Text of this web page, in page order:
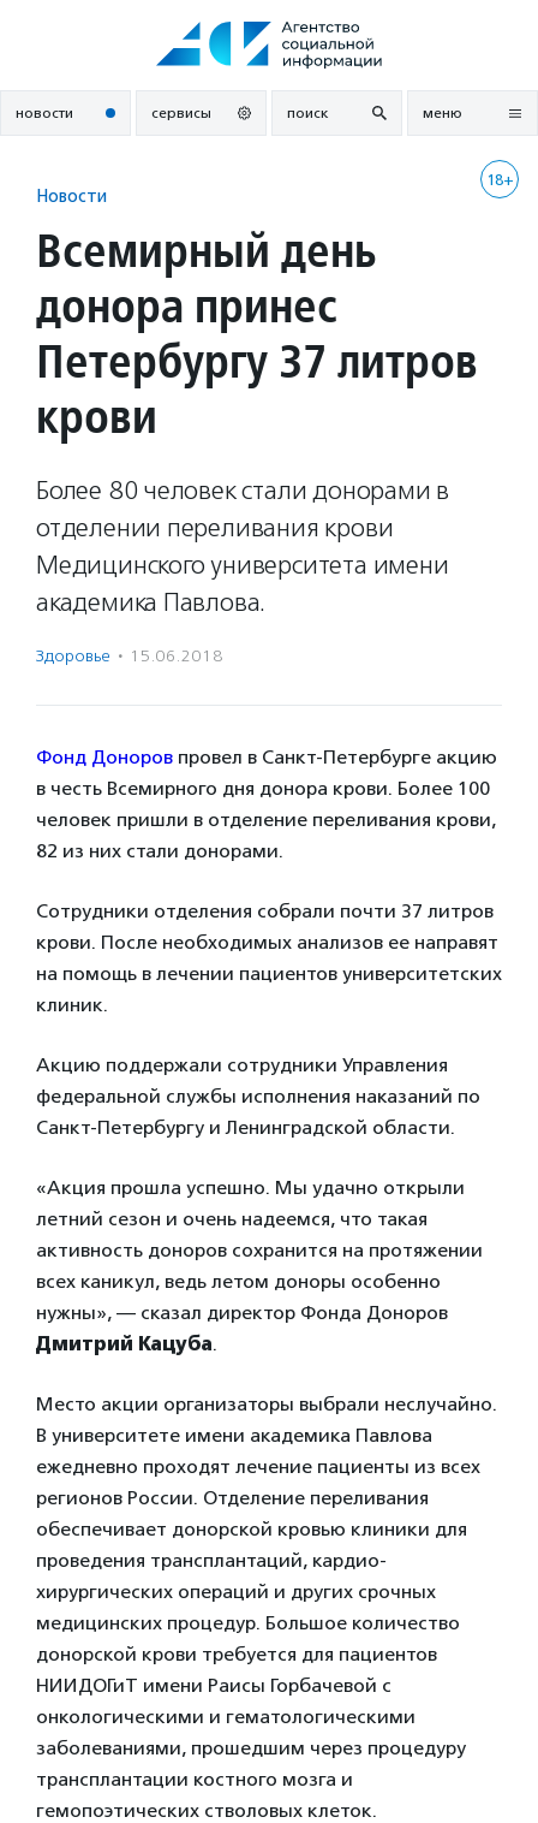
новости сервисы поиск меню
18+
Новости
Всемирный день
донора принес
Петербургу 37 литров
крови
Более 80 человек стали донорами в
отделении переливания крови
Медицинского университета имени
академика Павлова.
Здоровье · 15.06.2018
Фонд Доноров провел в Санкт-Петербурге акцию
в честь Всемирного дня донора крови. Более 100
человек пришли в отделение переливания крови,
82 из них стали донорами.
Сотрудники отделения собрали почти 37 литров
крови. После необходимых анализов ее направят
на помощь в лечении пациентов университетских
клиник.
Акцию поддержали сотрудники Управления
федеральной службы исполнения наказаний по
Санкт-Петербургу и Ленинградской области.
«Акция прошла успешно. Мы удачно открыли
летний сезон и очень надеемся, что такая
активность доноров сохранится на протяжении
всех каникул, ведь летом доноры особенно
нужны», — сказал директор Фонда Доноров
Дмитрий Кацуба.
Место акции организаторы выбрали неслучайно.
В университете имени академика Павлова
ежедневно проходят лечение пациенты из всех
регионов России. Отделение переливания
обеспечивает донорской кровью клиники для
проведения трансплантаций, кардио-
хирургических операций и других срочных
медицинских процедур. Большое количество
донорской крови требуется для пациентов
НИИДОГиТ имени Раисы Горбачевой с
онкологическими и гематологическими
заболеваниями, прошедшим через процедуру
трансплантации костного мозга и
гемопоэтических стволовых клеток.